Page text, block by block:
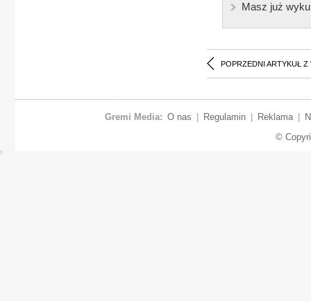
Masz już
POPRZEDNI ARTYKUŁ Z
Gremi Media: O nas Regulamin Reklama
©